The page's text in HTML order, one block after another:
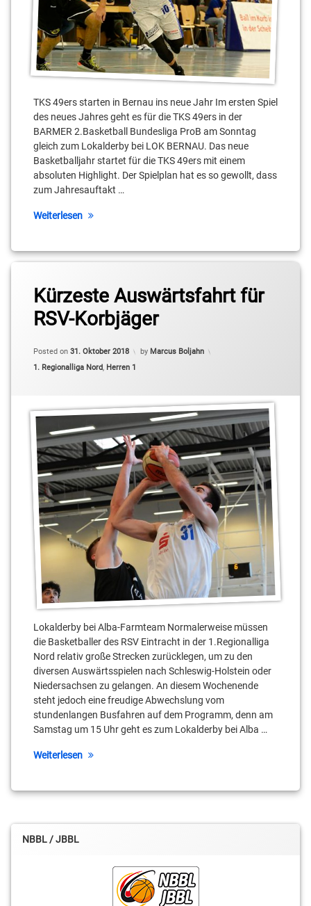
TKS 49ers starten in Bernau ins neue Jahr Im ersten Spiel
des neues Jahres geht es für die TKS 49ers in der
BARMER 2.Basketball Bundesliga ProB am Sonntag
gleich zum Lokalderby bei LOK BERNAU. Das neue
Basketballjahr startet für die TKS 49ers mit einem
absoluten Highlight. Der Spielplan hat es so gewollt, dass
zum Jahresauftakt …
Weiterlesen
Malte
Delow
Mubarak
Salami
Nicolai
Coputerco
René
Schilling
Fülle
Teltow
Troussel
Vladimir
Kürzeste Auswärtsfahrt für
RSV-Korbjäger
Posted on 31. Oktober 2018 by Marcus Boljahn
Categories:
1. Regionalliga Nord, Herren 1
Lokalderby bei Alba-Farmteam Normalerweise müssen
die Basketballer des RSV Eintracht in der 1.Regionalliga
Nord relativ große Strecken zurücklegen, um zu den
diversen Auswärtsspielen nach Schleswig-Holstein oder
Niedersachsen zu gelangen. An diesem Wochenende
steht jedoch eine freudige Abwechslung vom
stundenlangen Busfahren auf dem Programm, denn am
Samstag um 15 Uhr geht es zum Lokalderby bei Alba …
Weiterlesen
2.
Basketball-
Bundesliga
Pro B
Abdulah
Kameric
Berlin
Denis
Toroman
Hendrik
Drescher
Jonas
Mattissek
Lorenz
Brenneke
Malte
Max
Stölzel
Moses
Pölking
Regionalliga
Sebastian
NBBL / JBBL